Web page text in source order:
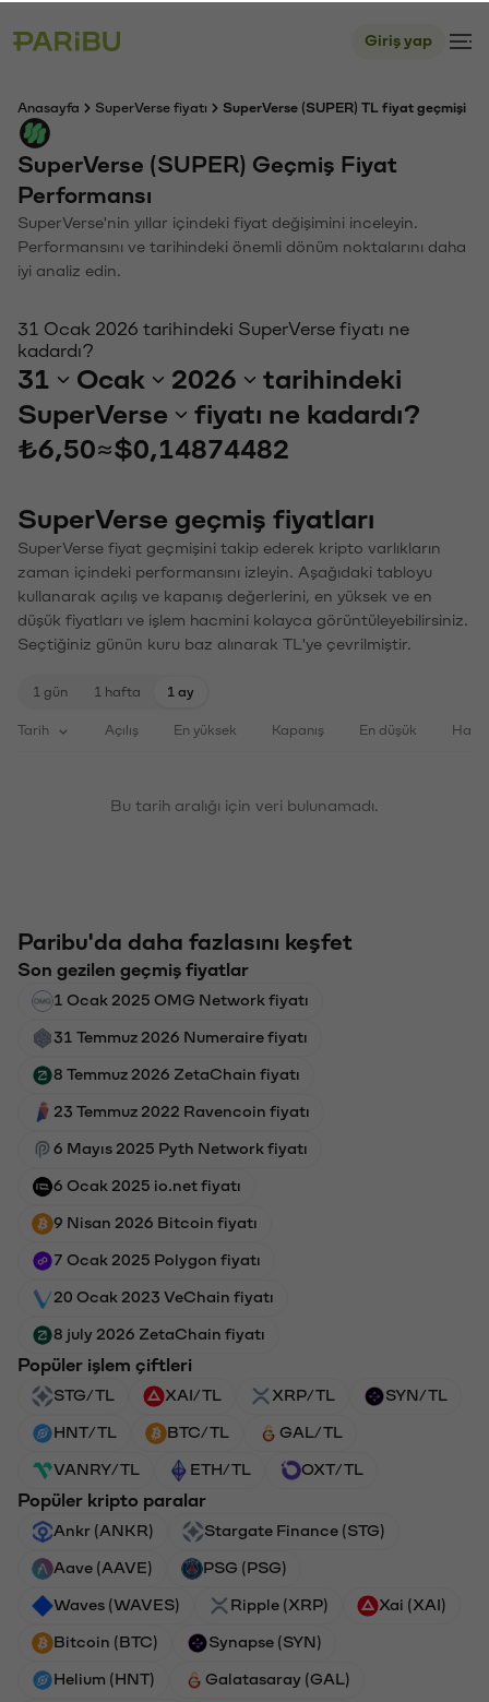
Giriş yap
Anasayfa SuperVerse fiyatı SuperVerse (SUPER) TL fiyat geçmişi
SuperVerse (SUPER) Geçmiş Fiyat
Performansı
SuperVerse'nin yıllar içindeki fiyat değişimini inceleyin.
Performansını ve tarihindeki önemli dönüm noktalarını daha
iyi analiz edin.
31 Ocak 2026 tarihindeki SuperVerse fiyatı ne
kadardı?
31 Ocak 2026
tarihindeki
SuperVerse
fiyatı ne kadardı?
₺6,50≈$0,14874482
SuperVerse geçmiş fiyatları
SuperVerse fiyat geçmişini takip ederek kripto varlıkların
zaman içindeki performansını izleyin. Aşağıdaki tabloyu
kullanarak açılış ve kapanış değerlerini, en yüksek ve en
düşük fiyatları ve işlem hacmini kolayca görüntüleyebilirsiniz.
Seçtiğiniz günün kuru baz alınarak TL'ye çevrilmiştir.
1 gün 1 hafta 1 ay
Tarih Açılış En yüksek Kapanış En düşük
Bu tarih aralığı için veri bulunamadı.
Paribu'da daha fazlasını keşfet
Son gezilen geçmiş fiyatlar
1 Ocak 2025 OMG Network fiyatı
31 Temmuz 2026 Numeraire fiyatı
8 Temmuz 2026 ZetaChain fiyatı
23 Temmuz 2022 Ravencoin fiyatı
6 Mayıs 2025 Pyth Network fiyatı
6 Ocak 2025 io.net fiyatı
9 Nisan 2026 Bitcoin fiyatı
7 Ocak 2025 Polygon fiyatı
20 Ocak 2023 VeChain fiyatı
8 july 2026 ZetaChain fiyatı
Popüler işlem çiftleri
STG/TL XAI/TL XRP/TL SYN/TL
HNT/TL BTC/TL GAL/TL
VANRY/TL ETH/TL OXT/TL
Popüler kripto paralar
Ankr (ANKR) Stargate Finance (STG)
Aave (AAVE) PSG (PSG)
Waves (WAVES) Ripple (XRP) Xai (XAI)
Bitcoin (BTC) Synapse (SYN)
Helium (HNT) Galatasaray (GAL)